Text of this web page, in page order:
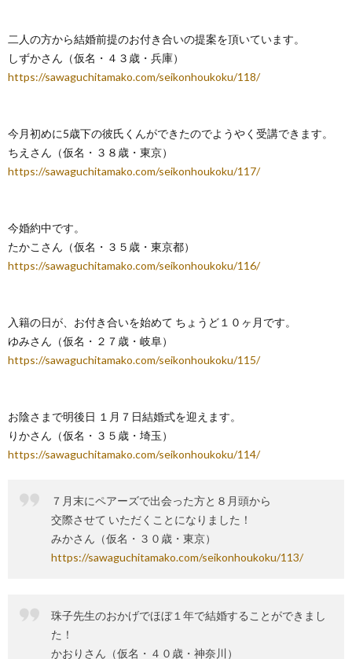
二人の方から結婚前提のお付き合いの提案を頂いています。
しずかさん（仮名・４３歳・兵庫）
https://sawaguchitamako.com/seikonhoukoku/118/
今月初めに5歳下の彼氏くんができたのでようやく受講できます。
ちえさん（仮名・３８歳・東京）
https://sawaguchitamako.com/seikonhoukoku/117/
今婚約中です。
たかこさん（仮名・３５歳・東京都）
https://sawaguchitamako.com/seikonhoukoku/116/
入籍の日が、お付き合いを始めて ちょうど１０ヶ月です。
ゆみさん（仮名・２７歳・岐阜）
https://sawaguchitamako.com/seikonhoukoku/115/
お陰さまで明後日 １月７日結婚式を迎えます。
りかさん（仮名・３５歳・埼玉）
https://sawaguchitamako.com/seikonhoukoku/114/
７月末にペアーズで出会った方と８月頭から
交際させて いただくことになりました！
みかさん（仮名・３０歳・東京）
https://sawaguchitamako.com/seikonhoukoku/113/
珠子先生のおかげでほぼ１年で結婚することができまし
た！
かおりさん（仮名・４０歳・神奈川）